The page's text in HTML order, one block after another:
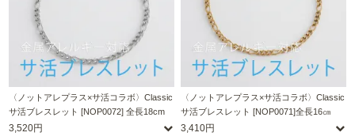
〈ノットアレプラス×サ活コラボ〉Classic
サ活ブレスレット [NOP0072] 全長18cm
3,520円
〈ノットアレプラス×サ活コラボ〉Classic
サ活ブレスレット [NOP0071]全長16㎝
3,410円